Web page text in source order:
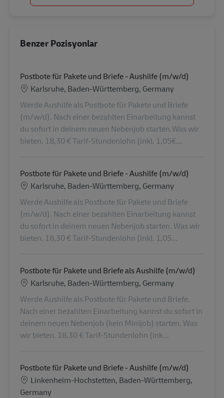
Benzer Pozisyonlar
Postbote für Pakete und Briefe - Aushilfe (m/w/d)
Konum
Karlsruhe, Baden-Württemberg, Germany
Werde Aushilfe als Postbote für Pakete und Briefe
(m/w/d). Nach einer bezahlten Einarbeitung kannst
du sofort in deinem neuen Nebenjob starten.Was wir
bieten. 18,30 € Tarif-Stundenlohn (inkl. 1,05€...
Postbote für Pakete und Briefe - Aushilfe (m/w/d)
Konum
Karlsruhe, Baden-Württemberg, Germany
Werde Aushilfe als Postbote für Pakete und Briefe
(m/w/d). Nach einer bezahlten Einarbeitung kannst
du sofort in deinem neuen Nebenjob starten. Was wir
bieten. 18,30 € Tarif-Stundenlohn (inkl. 1,05...
Postbote für Pakete und Briefe als Aushilfe (m/w/d)
Konum
Karlsruhe, Baden-Württemberg, Germany
Werde Aushilfe als Postbote für Pakete und Briefe.
Nach einer bezahlten Einarbeitung kannst du sofort in
deinem neuen Nebenjob (kein Minijob) starten. Was
wir bieten. 18,30 € Tarif-Stundenlohn (ink...
Postbote für Pakete und Briefe - Aushilfe (m/w/d)
Konum
Linkenheim-Hochstetten, Baden-Württemberg,
Germany